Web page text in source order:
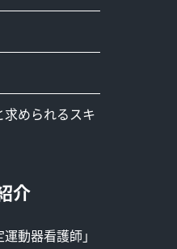
められるスキ
介
動器看護師」